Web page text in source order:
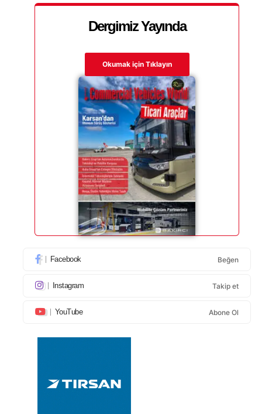
Dergimiz Yayında
Okumak için Tıklayın
Facebook Beğen
Instagram Takip et
YouTube Abone Ol